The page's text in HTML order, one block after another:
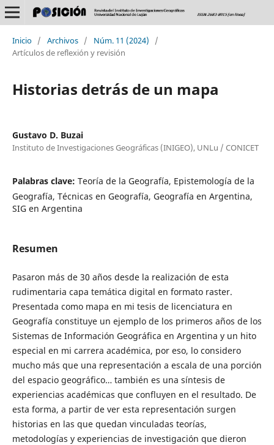
Inicio / Archivos / Núm. 11 (2024)
/
Artículos de reflexión y revisión
Historias detrás de un mapa
Gustavo D. Buzai
Instituto de Investigaciones Geográficas (INIGEO), UNLu / CONICET
Palabras clave: Teoría de la Geografía, Epistemología de la
Geografía, Técnicas en Geografía, Geografía en Argentina,
SIG en Argentina
Resumen
Pasaron más de 30 años desde la realización de esta
rudimentaria capa temática digital en formato raster.
Presentada como mapa en mi tesis de licenciatura en
Geografía constituye un ejemplo de los primeros años de los
Sistemas de Información Geográfica en Argentina y un hito
especial en mi carrera académica, por eso, lo considero
mucho más que una representación a escala de una porción
del espacio geográfico… también es una síntesis de
experiencias académicas que confluyen en el resultado. De
esta forma, a partir de ver esta representación surgen
historias en las que quedan vinculadas teorías,
metodologías y experiencias de investigación que dieron